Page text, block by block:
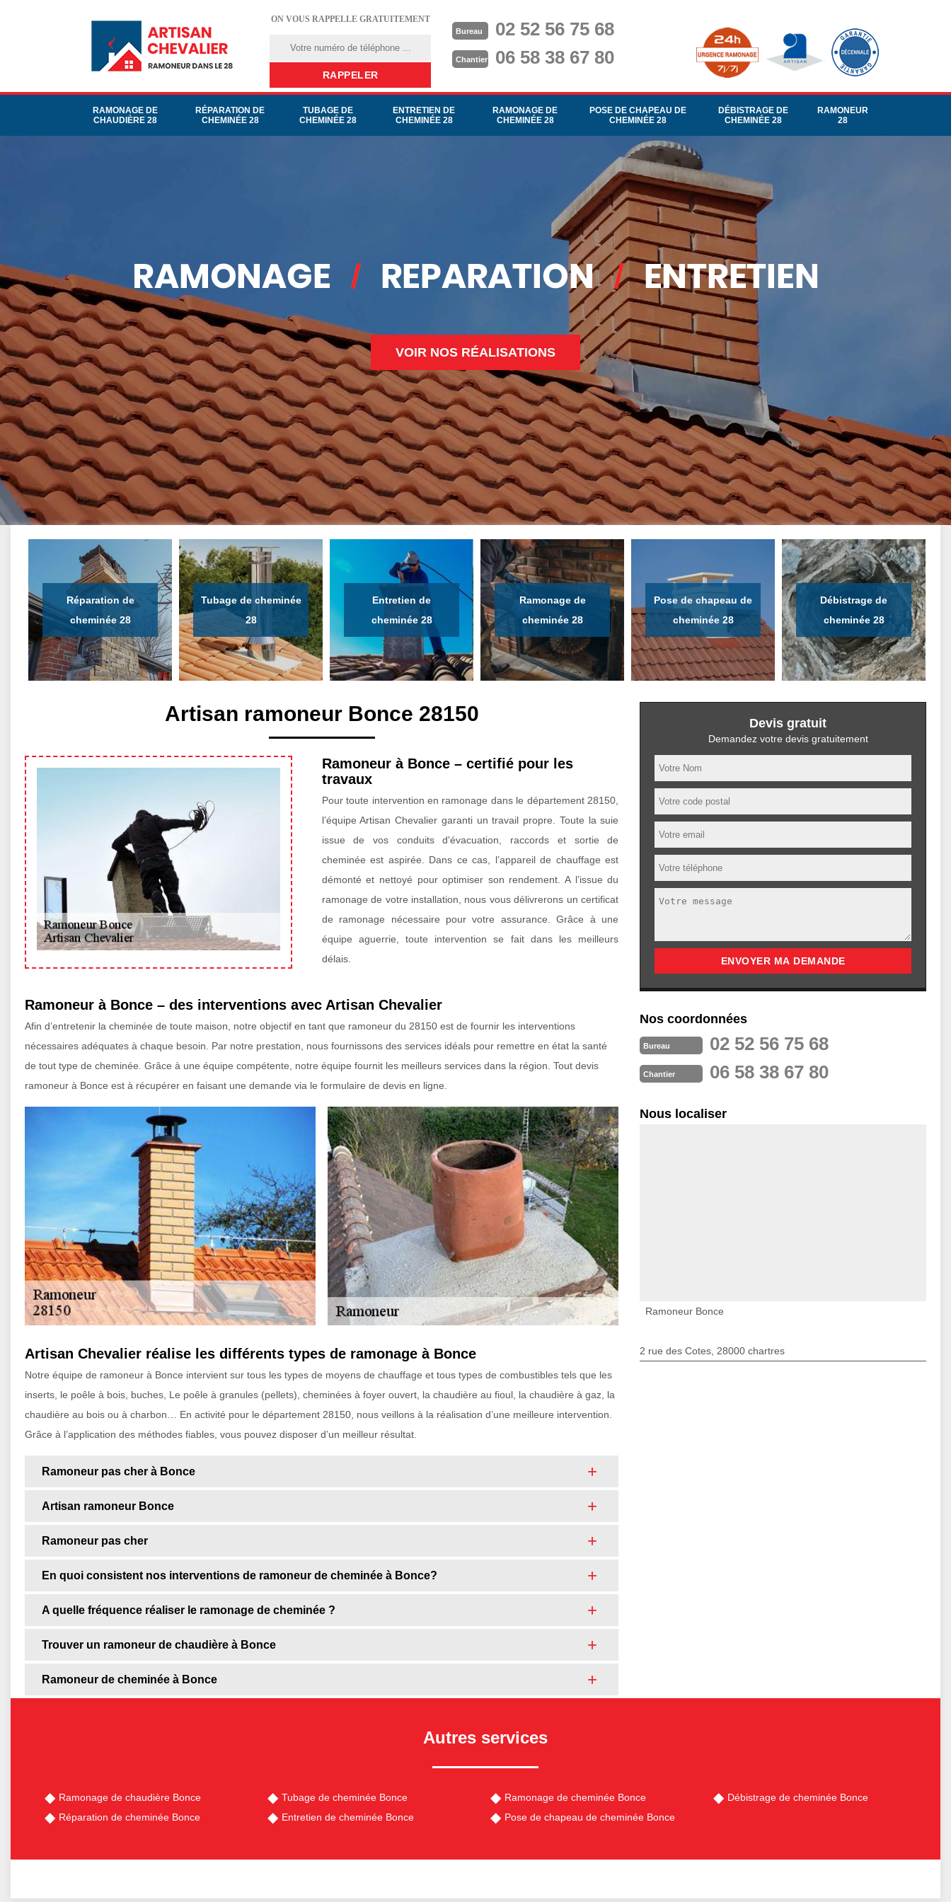
ON VOUS RAPPELLE GRATUITEMENT
Bureau 02 52 56 75 68
Chantier 06 58 38 67 80
RAMONAGE DE
CHAUDIÈRE 28
RÉPARATION DE
CHEMINÉE 28
TUBAGE DE
CHEMINÉE 28
ENTRETIEN DE
CHEMINÉE 28
RAMONAGE DE
CHEMINÉE 28
POSE DE CHAPEAU DE
CHEMINÉE 28
DÉBISTRAGE DE
CHEMINÉE 28
RAMONEUR
28
VOIR NOS RÉALISATIONS
Réparation de
cheminée 28
Tubage de cheminée
28
Entretien de
cheminée 28
Ramonage de
cheminée 28
Pose de chapeau de
cheminée 28
Débistrage de
cheminée 28
Artisan ramoneur Bonce 28150
Ramoneur à Bonce – certifié pour les
travaux
Pour toute intervention en ramonage dans le département 28150,
l’équipe Artisan Chevalier garanti un travail propre. Toute la suie
issue de vos conduits d'évacuation, raccords et sortie de
cheminée est aspirée. Dans ce cas, l’appareil de chauffage est
démonté et nettoyé pour optimiser son rendement. A l’issue du
ramonage de votre installation, nous vous délivrerons un certificat
de ramonage nécessaire pour votre assurance. Grâce à une
équipe aguerrie, toute intervention se fait dans les meilleurs
délais.
Ramoneur à Bonce – des interventions avec Artisan Chevalier
Afin d’entretenir la cheminée de toute maison, notre objectif en tant que ramoneur du 28150 est de fournir les interventions
nécessaires adéquates à chaque besoin. Par notre prestation, nous fournissons des services idéals pour remettre en état la santé
de tout type de cheminée. Grâce à une équipe compétente, notre équipe fournit les meilleurs services dans la région. Tout devis
ramoneur à Bonce est à récupérer en faisant une demande via le formulaire de devis en ligne.
Artisan Chevalier réalise les différents types de ramonage à Bonce
Notre équipe de ramoneur à Bonce intervient sur tous les types de moyens de chauffage et tous types de combustibles tels que les
inserts, le poêle à bois, buches, Le poêle à granules (pellets), cheminées à foyer ouvert, la chaudière au fioul, la chaudière à gaz, la
chaudière au bois ou à charbon… En activité pour le département 28150, nous veillons à la réalisation d’une meilleure intervention.
Grâce à l’application des méthodes fiables, vous pouvez disposer d’un meilleur résultat.
Ramoneur pas cher à Bonce
Artisan ramoneur Bonce
Ramoneur pas cher
En quoi consistent nos interventions de ramoneur de cheminée à Bonce?
A quelle fréquence réaliser le ramonage de cheminée ?
Trouver un ramoneur de chaudière à Bonce
Ramoneur de cheminée à Bonce
Devis gratuit
Demandez votre devis gratuitement
Nos coordonnées
Bureau 02 52 56 75 68
Chantier 06 58 38 67 80
Nous localiser
Ramoneur Bonce
2 rue des Cotes, 28000 chartres
Autres services
Ramonage de chaudière Bonce
Réparation de cheminée Bonce
Tubage de cheminée Bonce
Entretien de cheminée Bonce
Ramonage de cheminée Bonce
Pose de chapeau de cheminée Bonce
Débistrage de cheminée Bonce